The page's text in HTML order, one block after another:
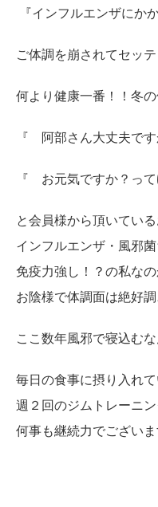
『インフルエンザにか
ご体調を崩されてセッ
何より健康一番！！冬
『 阿部さん大丈夫で
『 お元気ですか？っ
と会員様から頂いている
インフルエンザ・風邪
免疫力強し！？の私な
お陰様で体調面は絶好調
ここ数年風邪で寝込む
毎日の食事に摂り入れ
週２回のジムトレーニ
何事も継続力でござい